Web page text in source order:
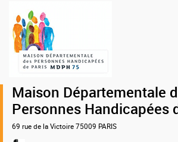
Logo
de
la
MDPH
Maison Départementale
Personnes Handicapées
69 rue de la Victoire 75009 PARIS